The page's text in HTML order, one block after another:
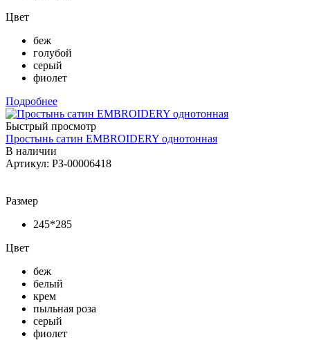
Цвет
беж
голубой
серый
фиолет
Подробнее
Быстрый просмотр
Простынь сатин EMBROIDERY однотонная
В наличии
Артикул: РЗ-00006418
Размер
245*285
Цвет
беж
белый
крем
пыльная роза
серый
фиолет